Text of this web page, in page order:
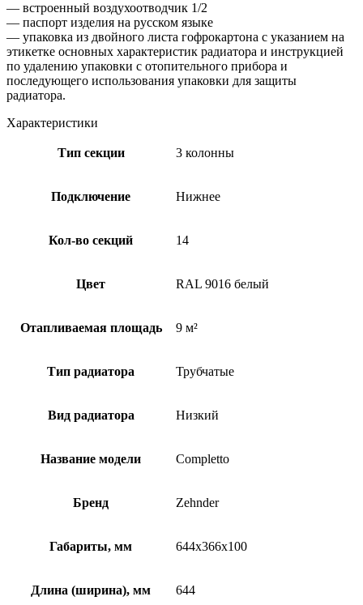
— встроенный воздухоотводчик 1/2
— паспорт изделия на русском языке
— упаковка из двойного листа гофрокартона с указанием на
этикетке основных характеристик радиатора и инструкцией
по удалению упаковки с отопительного прибора и
последующего использования упаковки для защиты
радиатора.
Характеристики
Тип секции 3 колонны
Подключение Нижнее
Кол-во секций 14
Цвет RAL 9016 белый
Отапливаемая площадь 9 м²
Тип радиатора Трубчатые
Вид радиатора Низкий
Название модели Completto
Бренд Zehnder
Габариты, мм 644x366x100
Длина (ширина), мм 644